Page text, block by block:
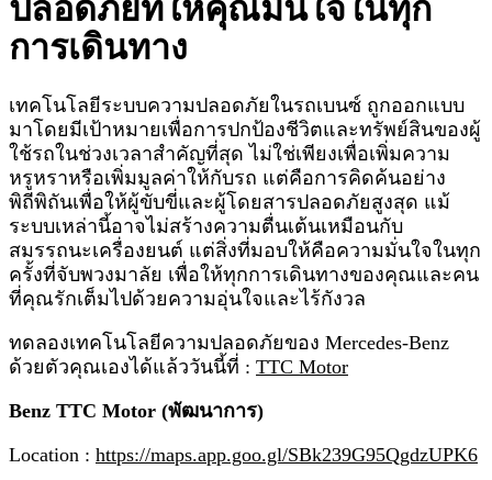
ปลอดภัยที่ให้คุณมั่นใจในทุก
การเดินทาง
เทคโนโลยีระบบความปลอดภัยในรถเบนซ์ ถูกออกแบบ
มาโดยมีเป้าหมายเพื่อการปกป้องชีวิตและทรัพย์สินของผู้
ใช้รถในช่วงเวลาสำคัญที่สุด ไม่ใช่เพียงเพื่อเพิ่มความ
หรูหราหรือเพิ่มมูลค่าให้กับรถ แต่คือการคิดค้นอย่าง
พิถีพิถันเพื่อให้ผู้ขับขี่และผู้โดยสารปลอดภัยสูงสุด แม้
ระบบเหล่านี้อาจไม่สร้างความตื่นเต้นเหมือนกับ
สมรรถนะเครื่องยนต์ แต่สิ่งที่มอบให้คือความมั่นใจในทุก
ครั้งที่จับพวงมาลัย เพื่อให้ทุกการเดินทางของคุณและคน
ที่คุณรักเต็มไปด้วยความอุ่นใจและไร้กังวล
ทดลองเทคโนโลยีความปลอดภัยของ Mercedes-Benz
ด้วยตัวคุณเองได้แล้ววันนี้ที่ : TTC Motor
Benz TTC Motor (พัฒนาการ)
Location : https://maps.app.goo.gl/SBk239G95QgdzUPK6